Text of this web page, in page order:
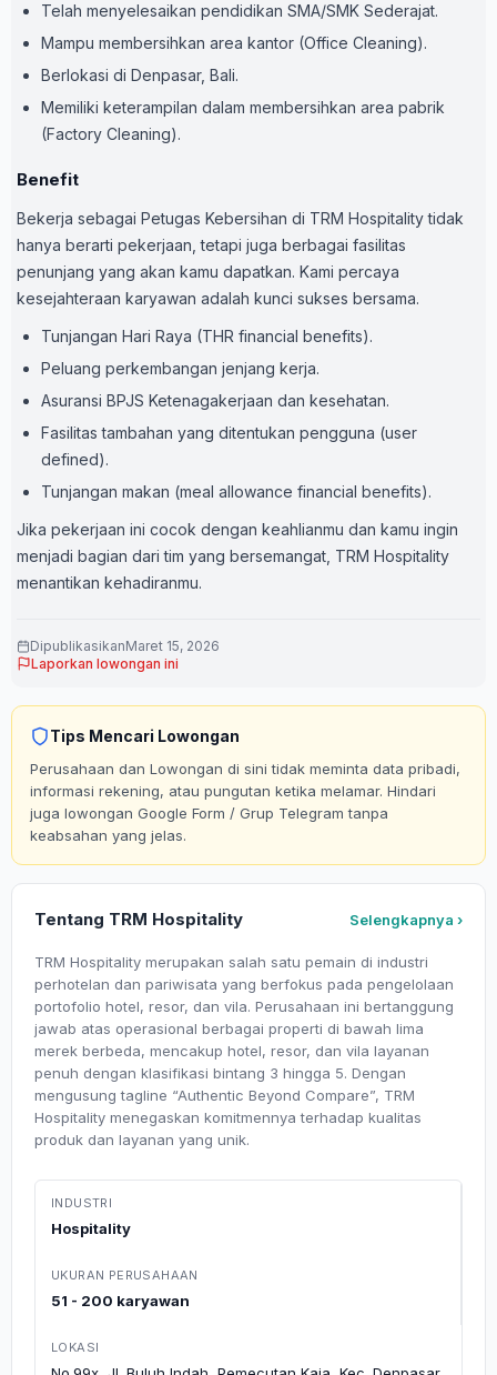
Telah menyelesaikan pendidikan SMA/SMK Sederajat.
Mampu membersihkan area kantor (Office Cleaning).
Berlokasi di Denpasar, Bali.
Memiliki keterampilan dalam membersihkan area pabrik
(Factory Cleaning).
Benefit
Bekerja sebagai Petugas Kebersihan di TRM Hospitality tidak
hanya berarti pekerjaan, tetapi juga berbagai fasilitas
penunjang yang akan kamu dapatkan. Kami percaya
kesejahteraan karyawan adalah kunci sukses bersama.
Tunjangan Hari Raya (THR financial benefits).
Peluang perkembangan jenjang kerja.
Asuransi BPJS Ketenagakerjaan dan kesehatan.
Fasilitas tambahan yang ditentukan pengguna (user
defined).
Tunjangan makan (meal allowance financial benefits).
Jika pekerjaan ini cocok dengan keahlianmu dan kamu ingin
menjadi bagian dari tim yang bersemangat, TRM Hospitality
menantikan kehadiranmu.
DipublikasikanMaret 15, 2026
Laporkan lowongan ini
Tips Mencari Lowongan
Perusahaan dan Lowongan di sini tidak meminta data pribadi,
informasi rekening, atau pungutan ketika melamar. Hindari
juga lowongan Google Form / Grup Telegram tanpa
keabsahan yang jelas.
Tentang TRM Hospitality Selengkapnya ›
TRM Hospitality merupakan salah satu pemain di industri
perhotelan dan pariwisata yang berfokus pada pengelolaan
portofolio hotel, resor, dan vila. Perusahaan ini bertanggung
jawab atas operasional berbagai properti di bawah lima
merek berbeda, mencakup hotel, resor, dan vila layanan
penuh dengan klasifikasi bintang 3 hingga 5. Dengan
mengusung tagline “Authentic Beyond Compare”, TRM
Hospitality menegaskan komitmennya terhadap kualitas
produk dan layanan yang unik.
INDUSTRI
Hospitality
UKURAN PERUSAHAAN
51 - 200 karyawan
LOKASI